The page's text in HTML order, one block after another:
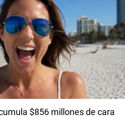
$856 millones de cara